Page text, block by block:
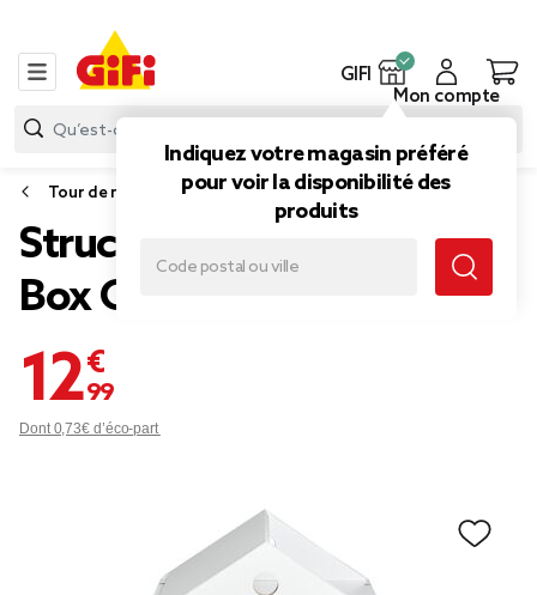
GIFI
Indiquez votre magasin préféré
pour voir la disponibilité des
produits
Mon compte
Tour de rangement
Structure maison enfant
Box Cube bois blanc
12,99 €
Dont 0,73€ d’éco-part